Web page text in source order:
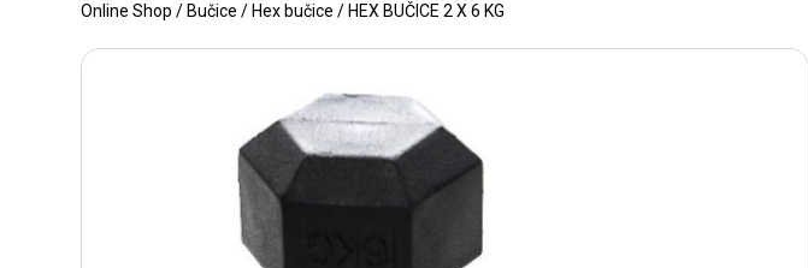
Online Shop / Bučice / Hex bučice / HEX BUČICE 2 X 6 KG